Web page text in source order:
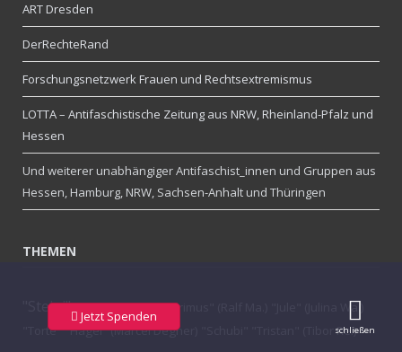
ART Dresden
DerRechteRand
Forschungsnetzwerk Frauen und Rechtsextremismus
LOTTA – Antifaschistische Zeitung aus NRW, Rheinland-Pfalz und
Hessen
Und weiterer unabhängiger Antifaschist_innen und Gruppen aus
Hessen, Hamburg, NRW, Sachsen-Anhalt und Thüringen
THEMEN
"Steini""Major Williams""Primus" (Ralf Ma.)
"Jule" (Julina Wa.)
"Torte""Hagel" (Marcel Degner) "Tristan" (Tibor Re.)
schließen
Jetzt Spenden